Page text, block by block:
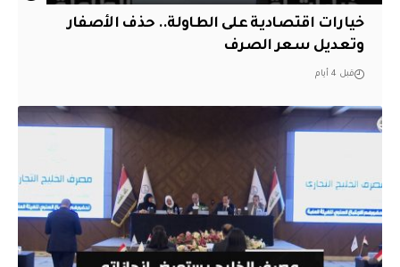
خيارات اقتصادية على الطاولة.. حذف الأصفار
وتعديل سعر الصرف
قبل 4 أيام